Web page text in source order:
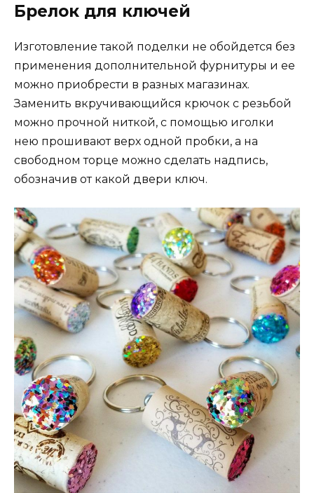
Брелок для ключей
Изготовление такой поделки не обойдется без
применения дополнительной фурнитуры и ее
можно приобрести в разных магазинах.
Заменить вкручивающийся крючок с резьбой
можно прочной ниткой, с помощью иголки
нею прошивают верх одной пробки, а на
свободном торце можно сделать надпись,
обозначив от какой двери ключ.